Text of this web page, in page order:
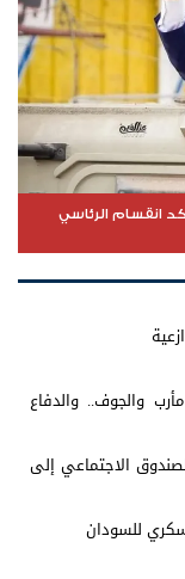
انقسام الرئاسي
والجوف.. والدفاع
الاجتماعي إلى
للسودان